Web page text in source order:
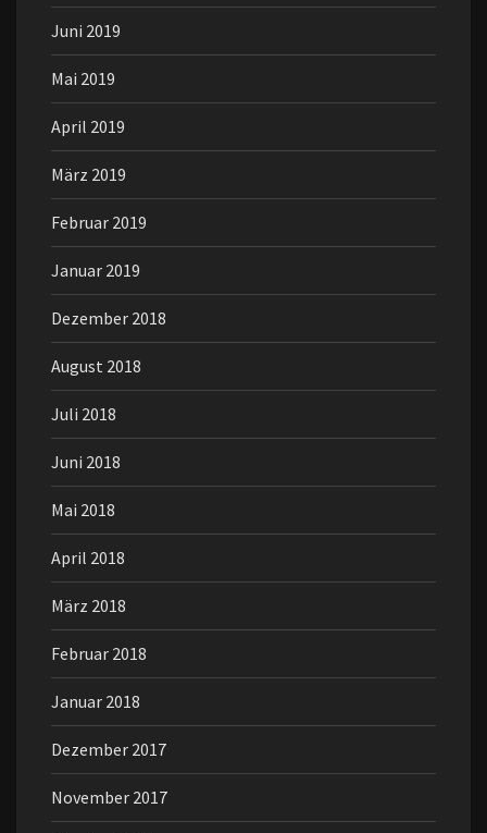
Juni 2019
Mai 2019
April 2019
März 2019
Februar 2019
Januar 2019
Dezember 2018
August 2018
Juli 2018
Juni 2018
Mai 2018
April 2018
März 2018
Februar 2018
Januar 2018
Dezember 2017
November 2017